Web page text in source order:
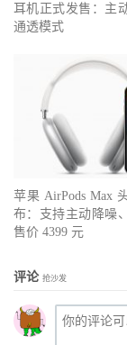
耳机正式发售：主
通透模式
苹果 AirPods Max
布：支持主动降噪
售价 4399 元
评论 抢沙发